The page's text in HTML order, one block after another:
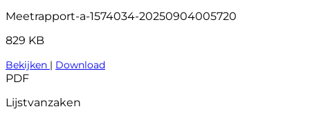
Meetrapport-a-1574034-20250904005720
829 KB
Bekijken | Download
PDF
Lijstvanzaken